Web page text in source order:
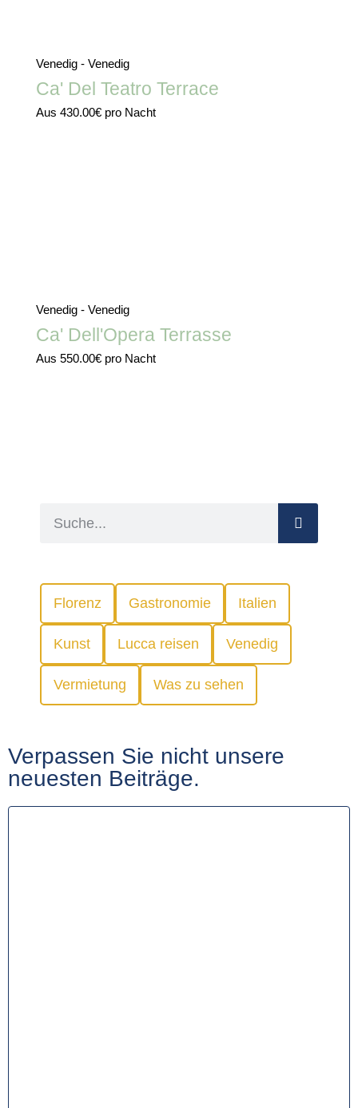
Venedig - Venedig
Ca' Del Teatro Terrace
Aus 430.00€ pro Nacht
Venedig - Venedig
Ca' Dell'Opera Terrasse
Aus 550.00€ pro Nacht
Florenz Gastronomie Italien
Kunst Lucca reisen Venedig
Vermietung Was zu sehen
Verpassen Sie nicht unsere
neuesten Beiträge.